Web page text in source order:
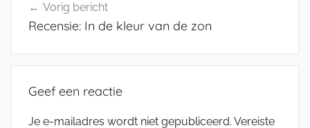
navigatie
Vorig bericht
Recensie: In de kleur van de zon
Geef een reactie
Je e-mailadres wordt niet gepubliceerd. Vereiste